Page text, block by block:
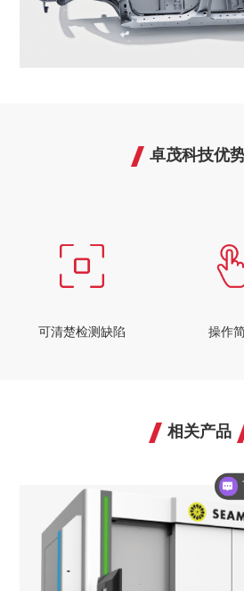
卓茂科技优
操作简单 360°
相关产品